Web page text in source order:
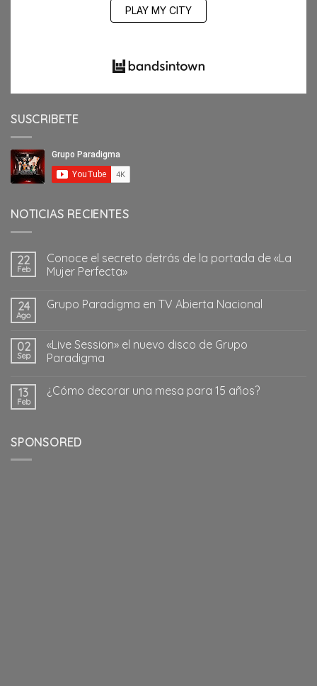
PLAY MY CITY
SUSCRIBETE
NOTICIAS RECIENTES
22
Feb
Conoce el secreto detrás de la portada de «La
Mujer Perfecta»
24
Ago
Grupo Paradigma en TV Abierta Nacional
02
Sep
«Live Session» el nuevo disco de Grupo
Paradigma
13
Feb
¿Cómo decorar una mesa para 15 años?
SPONSORED